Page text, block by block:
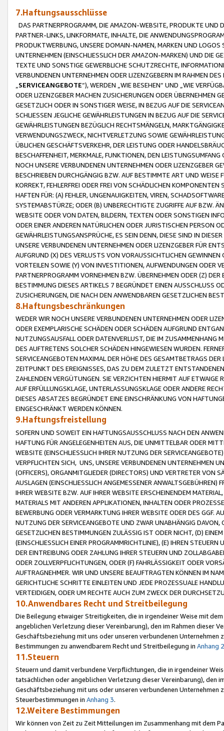
7.Haftungsausschlüsse
DAS PARTNERPROGRAMM, DIE AMAZON-WEBSITE, PRODUKTE UND
PARTNER-LINKS, LINKFORMATE, INHALTE, DIE
PRODUKTWERBUNG, UNSERE DOMAIN-NAMEN, MARKEN UND
UNTERNEHMEN (EINSCHLIESSLICH DER AMAZON-MARKEN) UND DIE
TEXTE UND SONSTIGE GEWERBLICHE SCHUTZRECHTE,
VERBUNDENEN UNTERNEHMEN ODER LIZENZGEBERN IM RAHMEN
SERVICEANGEBOTE“), WERDEN „WIE BESEHEN“ UND „WIE
ODER LIZENZGEBER MACHEN ZUSICHERUNGEN ODER ÜBERNEHMEN
GESETZLICH ODER IN SONSTIGER WEISE, IN BEZUG AUF DIE
SCHLIESSEN JEGLICHE GEWÄHRLEISTUNGEN IN BEZUG AUF DIE
GEWÄHRLEISTUNGEN BEZÜGLICH RECHTSMÄNGELN,
VERWENDUNGSZWECK, NICHTVERLETZUNG SOWIE
ÜBLICHEN GESCHÄFTSVERKEHR, DER LEISTUNG ODER
BESCHAFFENHEIT, MERKMALE, FUNKTIONEN, DEN
NOCH UNSERE VERBUNDENEN UNTERNEHMEN ODER LIZENZGEBER
BESCHRIEBEN DURCHGÄNGIG BZW. AUF BESTIMMTE ART UND
KORREKT, FEHLERFREI ODER FREI VON SCHÄDLICHEN
HAFTEN FÜR: (A) FEHLER, UNGENAUIGKEITEN, VIREN,
SYSTEMABSTÜRZE; ODER (B) UNBERECHTIGTE ZUGRIFFE AUF BZW.
WEBSITE ODER VON DATEN, BILDERN, TEXTEN ODER SONSTIGEN
ODER EINER ANDEREN NATÜRLICHEN ODER JURISTISCHEN PERSON
GEWÄHRLEISTUNGSANSPRÜCHE, ES SEIN DENN, DIESE SIND IN
UNSERE VERBUNDENEN UNTERNEHMEN ODER LIZENZGEBER FÜR
AUFGRUND (X) DES VERLUSTS VON VORAUSSICHTLICHEN
VORTEILEN SOWIE (Y) VON INVESTITIONEN, AUFWENDUNGEN ODER
PARTNERPROGRAMM VORNEHMEN BZW. ÜBERNEHMEN ODER (Z)
BESTIMMUNG DIESES ARTIKELS 7 BEGRÜNDET EINEN AUSSCHLUSS
ZUSICHERUNGEN, DIE NACH DEN ANWENDBAREN GESETZLICHEN
8.Haftungsbeschränkungen
WEDER WIR NOCH UNSERE VERBUNDENEN UNTERNEHMEN ODER
ODER EXEMPLARISCHE SCHÄDEN ODER SCHÄDEN AUFGRUND
NUTZUNGSAUSFALL ODER DATENVERLUST, DIE IM ZUSAMMENHANG
DES AUFTRETENS SOLCHER SCHÄDEN HINGEWIESEN WURDEN.
SERVICEANGEBOTEN MAXIMAL DER HÖHE DES GESAMTBETRAGS
ZEITPUNKT DES EREIGNISSES, DAS ZU DEM ZULETZT
ZAHLENDEN VERGÜTUNGEN. SIE VERZICHTEN HIERMIT AUF
AUF ERFÜLLUNGSKLAGE, UNTERLASSUNGSKLAGE ODER ANDERE
DIESES ABSATZES BEGRÜNDET EINE EINSCHRÄNKUNG VON
EINGESCHRÄNKT WERDEN KÖNNEN.
9.Haftungsfreistellung
SOFERN UND SOWEIT EIN HAFTUNGSAUSSCHLUSS NACH DEN
HAFTUNG FÜR ANGELEGENHEITEN AUS, DIE UNMITTELBAR ODER
WEBSITE (EINSCHLIESSLICH IHRER NUTZUNG DER
VERPFLICHTEN SICH, UNS, UNSERE VERBUNDENEN UNTERNEHMEN
(OFFICERS), ORGANMITGLIEDER (DIRECTORS) UND VERTRETER VON
AUSLAGEN (EINSCHLIESSLICH ANGEMESSENER
IHRER WEBSITE BZW. AUF IHRER WEBSITE ERSCHEINENDEM
MATERIALS MIT ANDEREN APPLIKATIONEN, INHALTEN ODER
BEWERBUNG ODER VERMARKTUNG IHRER WEBSITE ODER DES GGF.
NUTZUNG DER SERVICEANGEBOTE UND ZWAR UNABHÄNGIG
GESETZLICHEN BESTIMMUNGEN ZULÄSSIG IST ODER NICHT, (D)
(EINSCHLIESSLICH EINER PROGRAMMRICHTLINIE), (E) IHREN
DER EINTREIBUNG ODER ZAHLUNG IHRER STEUERN UND
ODER ZOLLVERPFLICHTUNGEN, ODER (F) FAHRLÄSSIGKEIT ODER
AUFTRAGNEHMER. WIR UND UNSERE BEAUFTRAGTEN KÖNNEN IM
GERICHTLICHE SCHRITTE EINLEITEN UND JEDE PROZESSUALE
VERTEIDIGEN, ODER UM RECHTE AUCH ZUM ZWECK DER
10.Anwendbares Recht und Streitbeilegung
Die Beilegung etwaiger Streitigkeiten, die in irgendeiner Weise mit
angeblichen Verletzung dieser Vereinbarung), den im Rahmen dieser
Geschäftsbeziehung mit uns oder unseren verbundenen
Bestimmungen zu anwendbarem Recht und Streitbeilegung in Anhang 2
11.Steuern
Steuern und damit verbundene Verpflichtungen, die in irgendeiner
tatsächlichen oder angeblichen Verletzung dieser Vereinbarung), den
Geschäftsbeziehung mit uns oder unseren verbundenen
Steuerbestimmungen in Anhang 3.
12.Weitere Bestimmungen
Wir können von Zeit zu Zeit Mitteilungen im Zusammenhang mit dem